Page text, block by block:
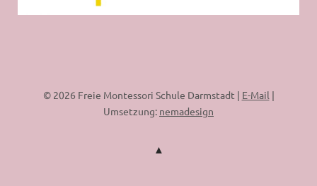
© 2026 Freie Montessori Schule Darmstadt | E-Mail |
Umsetzung: nemadesign